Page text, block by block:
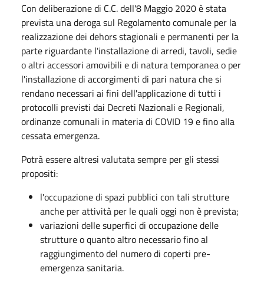
Con deliberazione di C.C. dell'8 Maggio 2020 è stata
prevista una deroga sul Regolamento comunale per la
realizzazione dei dehors stagionali e permanenti per la
parte riguardante l'installazione di arredi, tavoli, sedie
o altri accessori amovibili e di natura temporanea o per
l'installazione di accorgimenti di pari natura che si
rendano necessari ai fini dell'applicazione di tutti i
protocolli previsti dai Decreti Nazionali e Regionali,
ordinanze comunali in materia di COVID 19 e fino alla
cessata emergenza.
Potrà essere altresi valutata sempre per gli stessi
propositi:
l'occupazione di spazi pubblici con tali strutture
anche per attività per le quali oggi non è prevista;
variazioni delle superfici di occupazione delle
strutture o quanto altro necessario fino al
raggiungimento del numero di coperti pre-
emergenza sanitaria.